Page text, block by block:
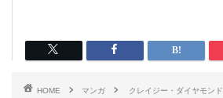
HOME マンガ クレイジー・ダイヤモンド